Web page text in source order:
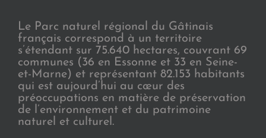
Le Parc naturel régional du Gâtinais
français correspond à un territoire
s’étendant sur 75.640 hectares, couvrant 69
communes (36 en Essonne et 33 en Seine-
et-Marne) et représentant 82.153 habitants
qui est aujourd’hui au cœur des
préoccupations en matière de préservation
de l’environnement et du patrimoine
naturel et culturel.